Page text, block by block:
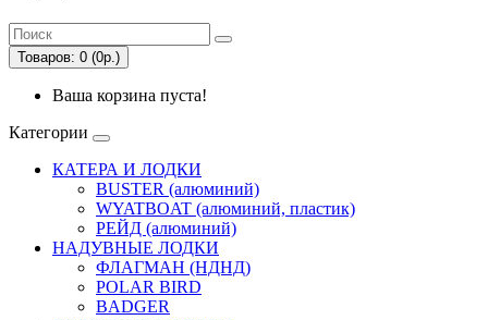
Товаров: 0 (0р.)
Ваша корзина пуста!
Категории
КАТЕРА И ЛОДКИ
BUSTER (алюминий)
WYATBOAT (алюминий, пластик)
РЕЙД (алюминий)
НАДУВНЫЕ ЛОДКИ
ФЛАГМАН (НДНД)
POLAR BIRD
BADGER